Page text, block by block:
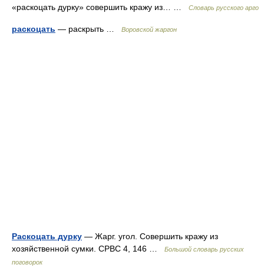
«раскоцать дурку» совершить кражу из… …
Словарь русского арго
раскоцать — раскрыть … Воровской жаргон
Раскоцать дурку — Жарг. угол. Совершить кражу из
хозяйственной сумки. СРВС 4, 146 …
Большой словарь русских
поговорок